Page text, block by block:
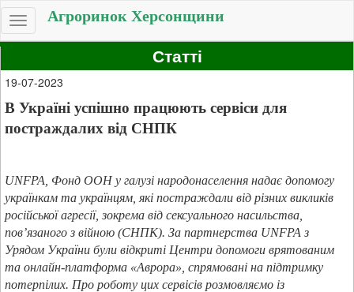
Toggle
navigation
Агроринок Херсонщини
Статті
19-07-2023
В Україні успішно працюють сервіси для
постраждалих від СНПК
UNFPA , Фонд ООН у галузі народонаселення надає допомогу
українкам та українцям, які постраждали від різних викликів
російської агресії, зокрема від сексуального насильства,
пов’язаного з війною (СНПК). За партнерства UNFPA з
Урядом України були відкриті Центри допомоги врятованим
та онлайн-платформа «Аврора», спрямовані на підтримку
потерпілих. Про роботу цих сервісів розмовляємо із